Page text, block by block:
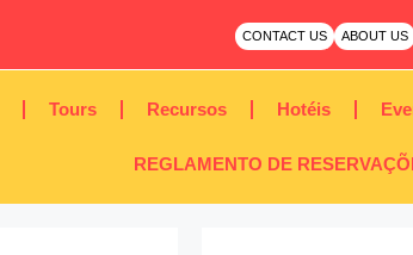
ABOUT US
CONTACT US
Tours Recursos Hotéis
REGLAMENTO DE